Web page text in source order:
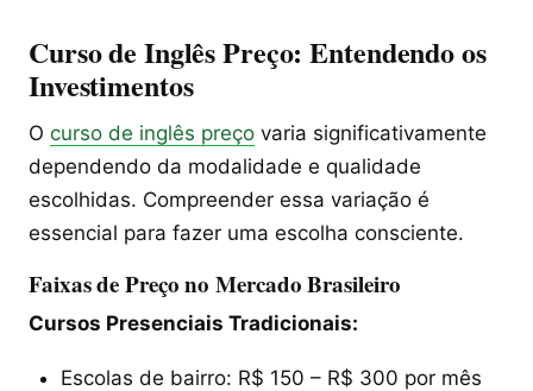
Curso de Inglês Preço: Entendendo os
Investimentos
O curso de inglês preço varia significativamente
dependendo da modalidade e qualidade
escolhidas. Compreender essa variação é
essencial para fazer uma escolha consciente.
Faixas de Preço no Mercado Brasileiro
Cursos Presenciais Tradicionais:
Escolas de bairro: R$ 150 – R$ 300 por mês